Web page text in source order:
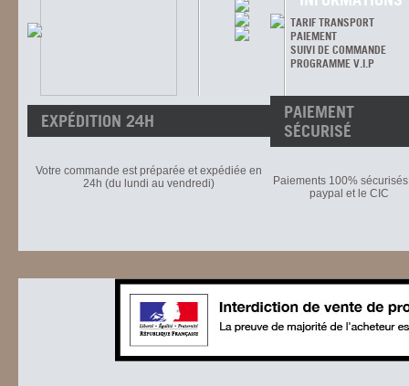
TARIF TRANSPORT
PAIEMENT
SUIVI DE COMMANDE
PROGRAMME V.I.P
EXPÉDITION 24H
Votre commande est préparée et expédiée en
24h (du lundi au vendredi)
PAIEMENT
SÉCURISÉ
Paiements 100%
paypal et le CIC